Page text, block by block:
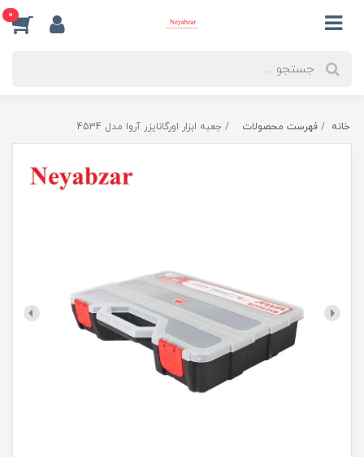
0
خانه فهرست محصولات جعبه ابزار اورگانایزر آروا مدل 4534